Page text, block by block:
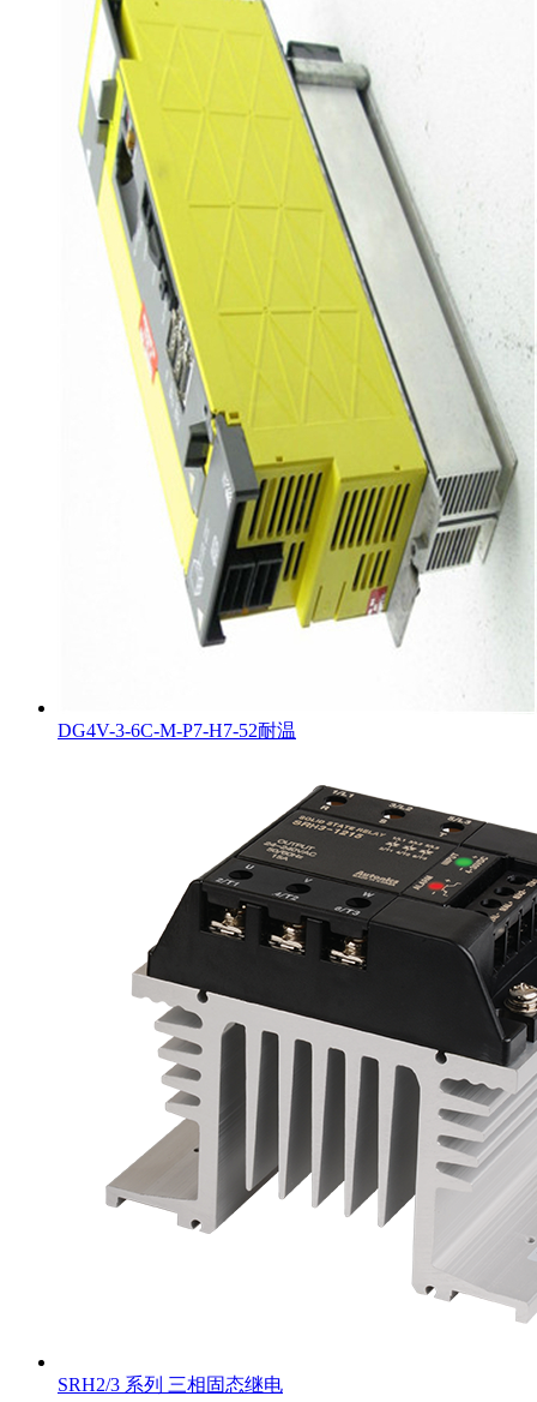
DG4V-3-6C-M-P7-H7-52耐温
SRH2/3 系列 三相固态继电